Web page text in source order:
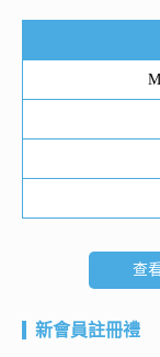
查
新會員註冊禮